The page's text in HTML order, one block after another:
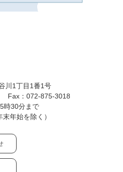
川1丁目1番1号
Fax：072-875-3018
時30分まで
年始を除く）